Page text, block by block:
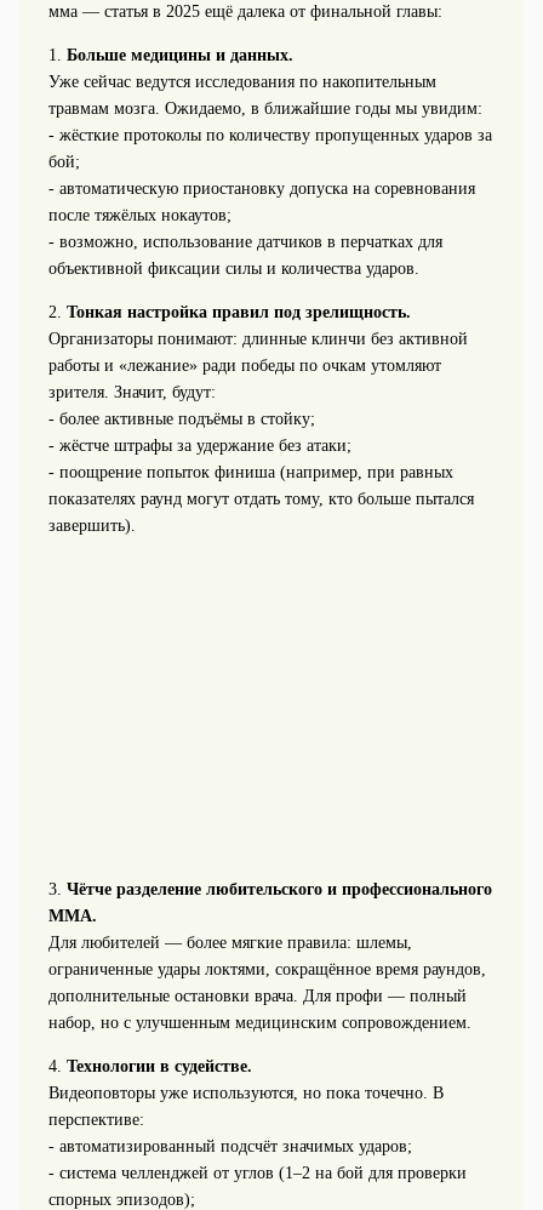
мма — статья в 2025 ещё далека от финальной главы:
1. Больше медицины и данных.
Уже сейчас ведутся исследования по накопительным
травмам мозга. Ожидаемо, в ближайшие годы мы увидим:
- жёсткие протоколы по количеству пропущенных ударов за
бой;
- автоматическую приостановку допуска на соревнования
после тяжёлых нокаутов;
- возможно, использование датчиков в перчатках для
объективной фиксации силы и количества ударов.
2. Тонкая настройка правил под зрелищность.
Организаторы понимают: длинные клинчи без активной
работы и «лежание» ради победы по очкам утомляют
зрителя. Значит, будут:
- более активные подъёмы в стойку;
- жёстче штрафы за удержание без атаки;
- поощрение попыток финиша (например, при равных
показателях раунд могут отдать тому, кто больше пытался
завершить).
3. Чётче разделение любительского и профессионального
ММА.
Для любителей — более мягкие правила: шлемы,
ограниченные удары локтями, сокращённое время раундов,
дополнительные остановки врача. Для профи — полный
набор, но с улучшенным медицинским сопровождением.
4. Технологии в судействе.
Видеоповторы уже используются, но пока точечно. В
перспективе:
- автоматизированный подсчёт значимых ударов;
- система челленджей от углов (1–2 на бой для проверки
спорных эпизодов);